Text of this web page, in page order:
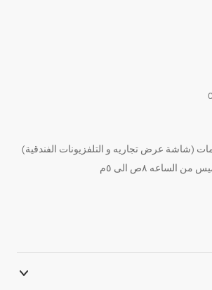
(شاشة عرض تجاريه و التلفزيونات الفندقية)
الساعه ٨ص الى ٥م